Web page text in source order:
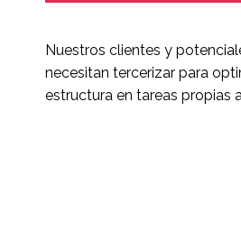
Nuestros clientes y
necesitan tercerizar para
estructura en tareas propias